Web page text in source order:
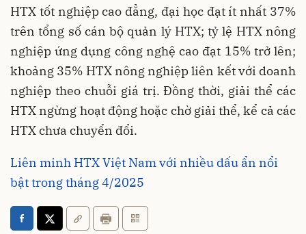
HTX tốt nghiệp cao đẳng, đại học đạt ít nhất 37%
trên tổng số cán bộ quản lý HTX; tỷ lệ HTX nông
nghiệp ứng dụng công nghệ cao đạt 15% trở lên;
khoảng 35% HTX nông nghiệp liên kết với doanh
nghiệp theo chuỗi giá trị. Đồng thời, giải thể các
HTX ngừng hoạt động hoặc chờ giải thể, kể cả các
HTX chưa chuyển đổi.
Liên minh HTX Việt Nam với nhiều dấu ẩn nổi
bật trong tháng 4/2025